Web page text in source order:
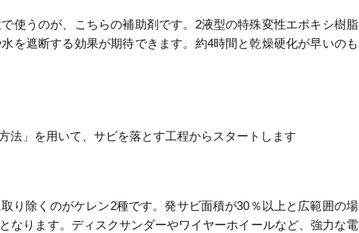
使うのが、こちらの補助剤です。2液型の特殊変性エポキシ樹脂
を遮断する効果が期待できます。約4時間と乾燥硬化が早いのも
法」を用いて、サビを落とす工程からスタートします
り除くのがケレン2種です。発サビ面積が30％以上と広範囲の場
なります。ディスクサンダーやワイヤーホイールなど、強力な電